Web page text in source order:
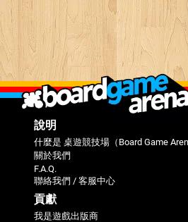
說明
什麼是 桌遊競技場（Board Game
關於我們
F.A.Q.
聯絡我們 / 客服中心
貢獻
我是遊戲出版商